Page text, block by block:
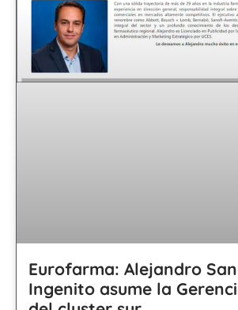
Eurofarma: Alejandro
Ingenito asume la